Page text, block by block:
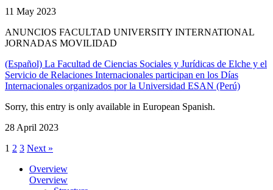
11 May 2023
ANUNCIOS FACULTAD UNIVERSITY INTERNATIONAL
JORNADAS MOVILIDAD
(Español) La Facultad de Ciencias Sociales y Jurídicas de Elche y el
Servicio de Relaciones Internacionales participan en los Días
Internacionales organizados por la Universidad ESAN (Perú)
Sorry, this entry is only available in European Spanish.
28 April 2023
1 2 3 Next »
Overview
Overview